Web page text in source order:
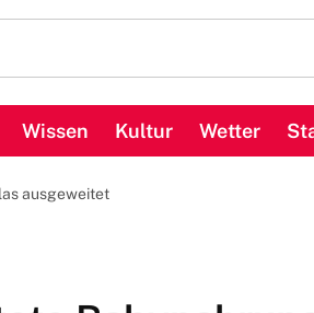
Wissen Kultur Wetter
ausgeweitet